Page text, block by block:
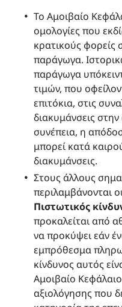
Το Αμοιβαίο
ομολογίες που
κρατικούς φορείς
παράγωγα.
παράγωγα
τιμών, που
επιτόκια, στις
διακυμάνσεις
συνέπεια, η
μπορεί κατά
διακυμάνσεις.
Στους άλλους
περιλαμβάνονται
Πιστωτικός
προκαλείται από
να προκύψει εάν
εμπρόθεσμα
κίνδυνος αυτός
Αμοιβαίο
αξιολόγησης που